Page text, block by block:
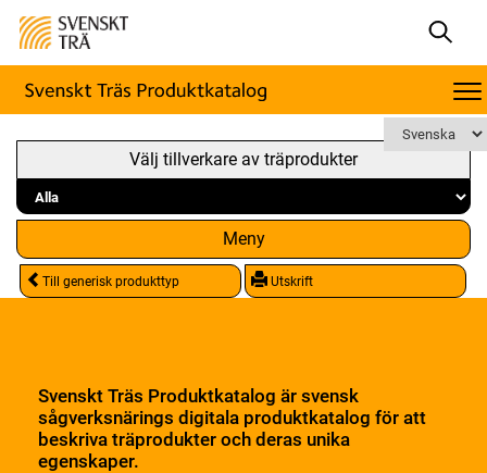
Välj tillverkare av träprodukter
Meny
Till generisk produkttyp Utskrift
Svenskt Träs Produktkatalog är svensk
sågverksnärings digitala produktkatalog för att
beskriva träprodukter och deras unika
egenskaper.